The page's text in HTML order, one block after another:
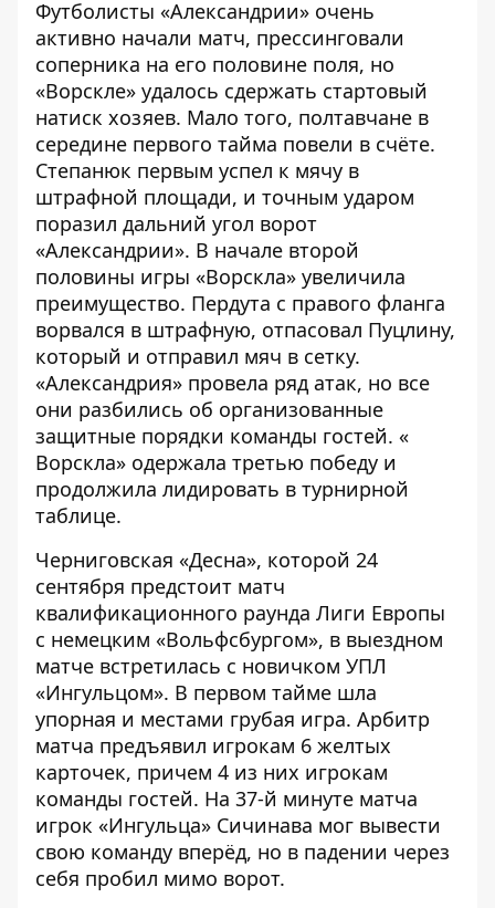
Футболисты «Александрии» очень
активно начали матч, прессинговали
соперника на его половине поля, но
«Ворскле» удалось сдержать стартовый
натиск хозяев. Мало того, полтавчане в
середине первого тайма повели в счёте.
Степанюк первым успел к мячу в
штрафной площади, и точным ударом
поразил дальний угол ворот
«Александрии». В начале второй
половины игры «Ворскла» увеличила
преимущество. Пердута с правого фланга
ворвался в штрафную, отпасовал Пуцлину,
который и отправил мяч в сетку.
«Александрия» провела ряд атак, но все
они разбились об организованные
защитные порядки команды гостей. «
Ворскла» одержала третью победу и
продолжила лидировать в турнирной
таблице.
Черниговская «Десна», которой 24
сентября предстоит матч
квалификационного раунда Лиги Европы
с немецким «Вольфсбургом», в выездном
матче встретилась с новичком УПЛ
«Ингульцом». В первом тайме шла
упорная и местами грубая игра. Арбитр
матча предъявил игрокам 6 желтых
карточек, причем 4 из них игрокам
команды гостей. На 37-й минуте матча
игрок «Ингульца» Сичинава мог вывести
свою команду вперёд, но в падении через
себя пробил мимо ворот.